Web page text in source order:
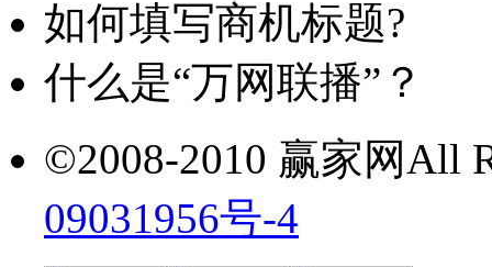
如何填写商机标题?
什么是“万网联播”？
©2008-2010 赢家网All
09031956号-4